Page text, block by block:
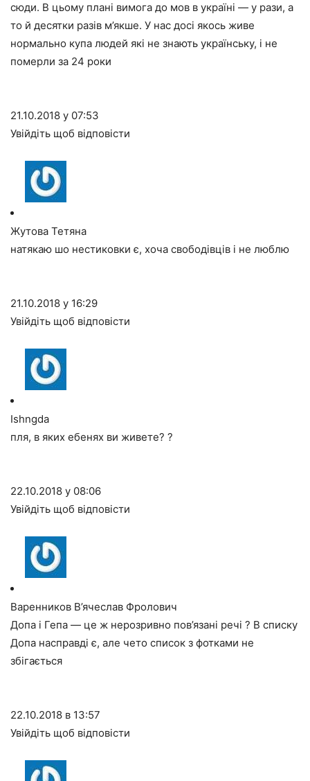
сюди. В цьому плані вимога до мов в україні — у рази, а
то й десятки разів м’якше. У нас досі якось живе
нормально купа людей які не знають українську, і не
померли за 24 роки
21.10.2018 у 07:53
Увійдіть щоб відповісти
Жутова Тетяна
натякаю шо нестиковки є, хоча свободівців і не люблю
21.10.2018 у 16:29
Увійдіть щоб відповісти
Ishngda
пля, в яких ебенях ви живете? ?
22.10.2018 у 08:06
Увійдіть щоб відповісти
Варенников В’ячеслав Фролович
Допа і Гепа — це ж нерозривно пов’язані речі ? В списку
Допа насправді є, але чето список з фотками не
збігається
22.10.2018 в 13:57
Увійдіть щоб відповісти